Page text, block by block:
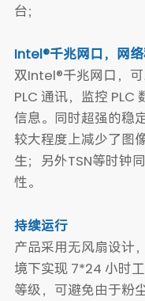
台；
Intel®千兆网口，网
双Intel®千兆网口，
PLC 通讯，监控 PLC
信息。同时超强的稳
较大程度上减少了图
生；另外TSN等时钟
性。
持续运行
产品采用无风扇设计
境下实现 7*24 小时
等级，可避免由于粉